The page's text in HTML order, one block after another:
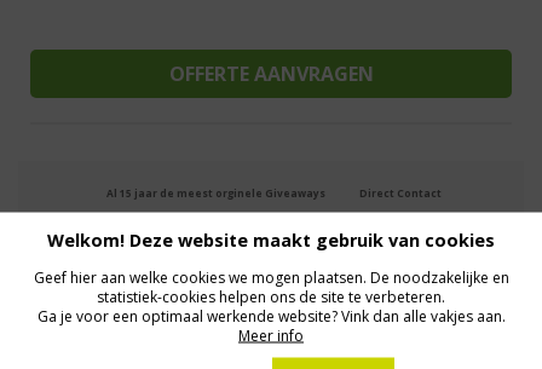
Al 15 jaar de meest orginele Giveaways Direct Contact
MELD JE AAN VOOR ONZE NIEUWSBRIEF
Profiteer van deals en een dosis inspiratie!
Welkom! Deze website maakt gebruik van cookies
Geef hier aan welke cookies we mogen plaatsen. De noodzakelijke en
statistiek-cookies helpen ons de site te verbeteren.
Ga je voor een optimaal werkende website? Vink dan alle vakjes aan.
Meer info